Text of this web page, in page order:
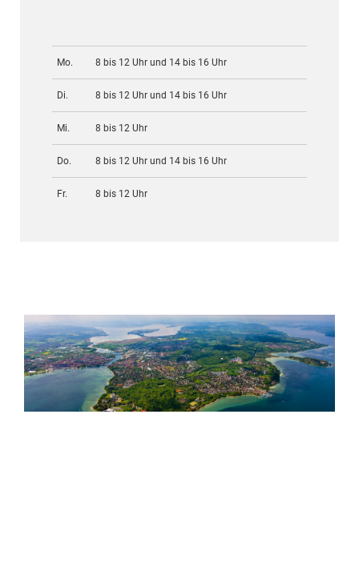
Mo. 8 bis 12 Uhr und 14 bis 16 Uhr
Di. 8 bis 12 Uhr und 14 bis 16 Uhr
Mi. 8 bis 12 Uhr
Do. 8 bis 12 Uhr und 14 bis 16 Uhr
Fr. 8 bis 12 Uhr